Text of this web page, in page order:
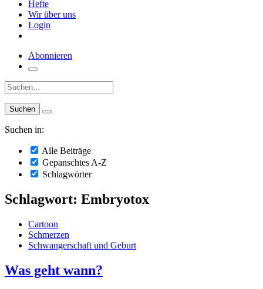
Hefte
Wir über uns
Login
Abonnieren
Suche:
Suchen in:
Alle Beiträge
Gepanschtes A-Z
Schlagwörter
Schlagwort: Embryotox
Cartoon
Schmerzen
Schwangerschaft und Geburt
Was geht wann?